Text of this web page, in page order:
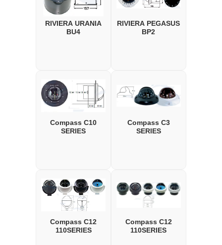
RIVIERA URANIA
BU4
RIVIERA PEGASUS
BP2
Compass C10
SERIES
Compass C3
SERIES
Compass C12
110SERIES
Compass C12
110SERIES